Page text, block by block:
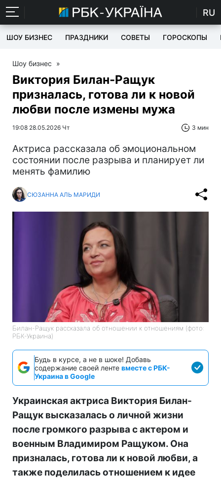
RU
ШОУ БИЗНЕС ПРАЗДНИКИ СОВЕТЫ ГОРОСКОПЫ
Шоу бизнес »
Виктория Билан-Ращук
призналась, готова ли к новой
любви после измены мужа
19:08 28.05.2026 Чт 3 мин
Актриса рассказала об эмоциональном
состоянии после разрыва и планирует ли
менять фамилию
СЮЗАННА АЛЬ МАРИДИ
Билан-Ращук рассказала об отношении к отношениям (фото:
РБК-Украина)
Будь в курсе, а не в шоке! Добавь
содержание своей ленте вместе с РБК-
Украина в Google
Украинская актриса Виктория Билан-
Ращук высказалась о личной жизни
после громкого разрыва с актером и
военным Владимиром Ращуком. Она
призналась, готова ли к новой любви, а
также поделилась отношением к идее